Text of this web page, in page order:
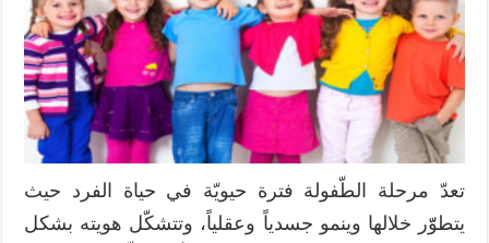
الطّفولة
مغلقة
تعدّ مرحلة الطّفولة فترة حيويّة في حياة الفرد حيث
يتطوّّر خلالها وينمو جسدياً وعقلياً، وتتشكّل هويته بشكل